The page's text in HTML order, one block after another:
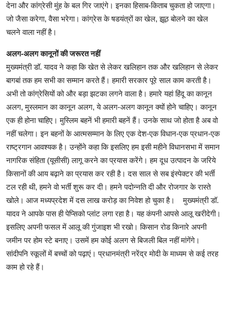
देना और कांग्रेसी मुंह के बल गिर जाएंगे। इनका हिसाब-किताब चुकता हो जाएगा।
जो जैसा करेगा, वैसा भरेगा। कांग्रेस के षडयंत्रों का खेल, झूठ बोलने का खेल
चलने वाला नहीं है।
अलग-अलग कानूनों की जरूरत नहीं
मुख्यमंत्री डॉ. यादव ने कहा कि खेत से लेकर खलिहान तक और खलिहान से लेकर
बागबां तक हम सभी का सम्मान करते हैं। हमारी सरकार पूरे साल काम करती है।
अभी तो कांग्रेसियों को और बड़ा झटका लगने वाला है। हमारे यहां हिंदू का कानून
अलग, मुस्लमान का कानून अलग, ये अलग-अलग कानून क्यों होने चाहिए। कानून
एक ही होना चाहिए। मुस्लिम बहनें भी हमारी बहनें हैं। उनके साथ जो होता है अब वो
नहीं चलेगा। इन बहनों के आत्मसम्मान के लिए एक देश-एक विधान-एक प्रधान-एक
राष्ट्रगान आवश्यक है। उन्होंने कहा कि इसलिए हम इसी महीने विधानसभा में समान
नागरिक संहिता (यूसीसी) लागू करने का प्रयास करेंगे। हम दूध उत्पादन के जरिये
किसानों की आय बढ़ाने का प्रयास कर रही है। दस साल से सब इंस्पेक्टर की भर्ती
टल रही थी, हमने वो भर्ती शुरू कर दी। हमने पदोन्नति दी और रोजगार के रास्ते
खोले। आज मध्यप्रदेश में दस लाख करोड़ का निवेश हो चुका है। मुख्यमंत्री डॉ.
यादव ने आपके पास ही पेप्सिको प्लांट लगा रहा है। यह कंपनी आपसे आलू खरीदेगी।
इसलिए अपनी फसल में आलू की गुंजाइश भी रखो। किसान रोड किनारे अपनी
जमीन पर होम स्टे बनाए। उसमें हम कोई अलग से बिजली बिल नहीं मांगेंगे।
सांदीपनि स्कूलों में बच्चों को पढ़ाएं। प्रधानमंत्री नरेंद्र मोदी के माध्यम से कई तरह
काम हो रहे हैं।